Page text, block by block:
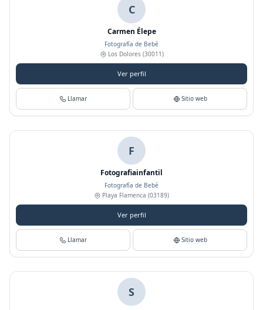
C
Carmen Élepe
Fotografía de Bebé
Los Dolores(30011)
Ver perfil
Llamar Sitio web
F
Fotografiainfantil
Fotografía de Bebé
Playa Flamenca (03189)
Ver perfil
Llamar Sitio web
S